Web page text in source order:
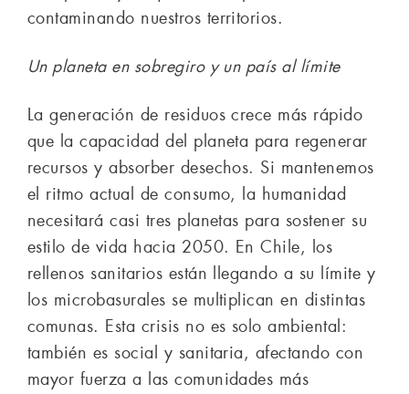
contaminando nuestros territorios.
Un planeta en sobregiro y un país al límite
La generación de residuos crece más rápido
que la capacidad del planeta para regenerar
recursos y absorber desechos. Si mantenemos
el ritmo actual de consumo, la humanidad
necesitará casi tres planetas para sostener su
estilo de vida hacia 2050. En Chile, los
rellenos sanitarios están llegando a su límite y
los microbasurales se multiplican en distintas
comunas. Esta crisis no es solo ambiental:
también es social y sanitaria, afectando con
mayor fuerza a las comunidades más